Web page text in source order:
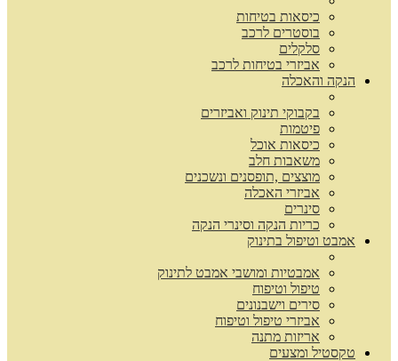
כיסאות בטיחות
בוסטרים לרכב
סלקלים
אביזרי בטיחות לרכב
הנקה והאכלה
בקבוקי תינוק ואביזרים
פיטמות
כיסאות אוכל
משאבות חלב
מוצצים ,תופסנים ונשכנים
אביזרי האכלה
סינרים
כריות הנקה וסינרי הנקה
אמבט וטיפול בתינוק
אמבטיות ומושבי אמבט לתינוק
טיפול וטיפוח
סירים וישבנונים
אביזרי טיפול וטיפוח
אריזות מתנה
טקסטיל ומצעים